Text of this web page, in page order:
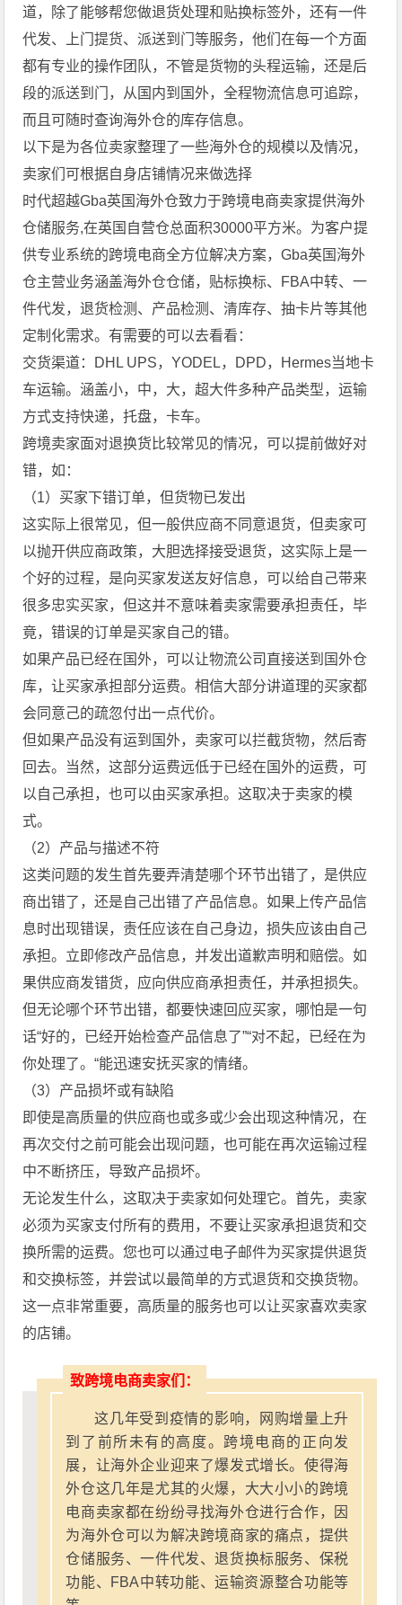
道，除了能够帮您做退货处理和贴换标签外，还有一件
代发、上门提货、派送到门等服务，他们在每一个方面
都有专业的操作团队，不管是货物的头程运输，还是后
段的派送到门，从国内到国外，全程物流信息可追踪，
而且可随时查询海外仓的库存信息。
以下是为各位卖家整理了一些海外仓的规模以及情况，
卖家们可根据自身店铺情况来做选择
时代超越Gba英国海外仓致力于跨境电商卖家提供海外
仓储服务,在英国自营仓总面积30000平方米。为客户提
供专业系统的跨境电商全方位解决方案，Gba英国海外
仓主营业务涵盖海外仓仓储，贴标换标、FBA中转、一
件代发，退货检测、产品检测、清库存、抽卡片等其他
定制化需求。有需要的可以去看看：
交货渠道：DHL UPS，YODEL，DPD，Hermes当地卡
车运输。涵盖小，中，大，超大件多种产品类型，运输
方式支持快递，托盘，卡车。
跨境卖家面对退换货比较常见的情况，可以提前做好对
错，如：
（1）买家下错订单，但货物已发出
这实际上很常见，但一般供应商不同意退货，但卖家可
以抛开供应商政策，大胆选择接受退货，这实际上是一
个好的过程，是向买家发送友好信息，可以给自己带来
很多忠实买家，但这并不意味着卖家需要承担责任，毕
竟，错误的订单是买家自己的错。
如果产品已经在国外，可以让物流公司直接送到国外仓
库，让买家承担部分运费。相信大部分讲道理的买家都
会同意己的疏忽付出一点代价。
但如果产品没有运到国外，卖家可以拦截货物，然后寄
回去。当然，这部分运费远低于已经在国外的运费，可
以自己承担，也可以由买家承担。这取决于卖家的模
式。
（2）产品与描述不符
这类问题的发生首先要弄清楚哪个环节出错了，是供应
商出错了，还是自己出错了产品信息。如果上传产品信
息时出现错误，责任应该在自己身边，损失应该由自己
承担。立即修改产品信息，并发出道歉声明和赔偿。如
果供应商发错货，应向供应商承担责任，并承担损失。
但无论哪个环节出错，都要快速回应买家，哪怕是一句
话“好的，已经开始检查产品信息了”“对不起，已经在为
你处理了。“能迅速安抚买家的情绪。
（3）产品损坏或有缺陷
即使是高质量的供应商也或多或少会出现这种情况，在
再次交付之前可能会出现问题，也可能在再次运输过程
中不断挤压，导致产品损坏。
无论发生什么，这取决于卖家如何处理它。首先，卖家
必须为买家支付所有的费用，不要让买家承担退货和交
换所需的运费。您也可以通过电子邮件为买家提供退货
和交换标签，并尝试以最简单的方式退货和交换货物。
这一点非常重要，高质量的服务也可以让买家喜欢卖家
的店铺。
致跨境电商卖家们：
这几年受到疫情的影响，网购增量上升
到了前所未有的高度。跨境电商的正向发
展，让海外企业迎来了爆发式增长。使得海
外仓这几年是尤其的火爆，大大小小的跨境
电商卖家都在纷纷寻找海外仓进行合作，因
为海外仓可以为解决跨境商家的痛点，提供
仓储服务、一件代发、退货换标服务、保税
功能、FBA中转功能、运输资源整合功能等